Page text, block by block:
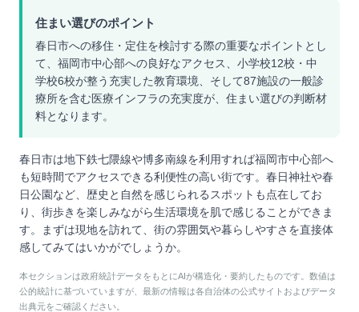
住まい選びのポイント
春日市への移住・定住を検討する際の重要なポイントとし
て、福岡市中心部への良好なアクセス、小学校12校・中
学校6校が整う充実した教育環境、そして87施設の一般診
療所を含む医療インフラの充実度が、住まい選びの判断材
料となります。
春日市は地下鉄七隈線や博多南線を利用すれば福岡市中心部へ
も短時間でアクセスできる利便性の高い街です。春日神社や春
日公園など、歴史と自然を感じられるスポットも点在してお
り、街歩きを楽しみながら生活環境を肌で感じることができま
す。まずは現地を訪れて、街の雰囲気や暮らしやすさを直接体
感してみてはいかがでしょうか。
本セクションは政府統計データをもとにAIが構造化・要約したものです。数値は
公的統計に基づいていますが、最新の情報は各自治体の公式サイトおよびデータ
出典元をご確認ください。